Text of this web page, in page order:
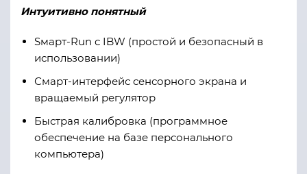
Интуитивно понятный
Sмарт-Run с IBW (простой и безопасный в
использовании)
Смарт-интерфейс сенсорного экрана и
вращаемый регулятор
Быстрая калибровка (программное
обеспечение на базе персонального
компьютера)